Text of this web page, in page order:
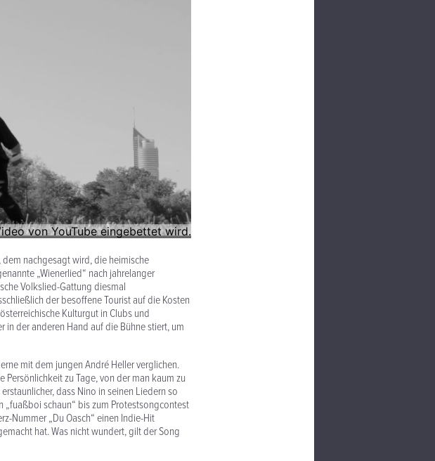
nachgesagt wird, die heimische
„Wienerlied“ nach jahrelanger
Volkslied-Gattung diesmal
der besoffene Tourist auf die Kosten
Kulturgut in Clubs und
in der anderen Hand auf die Bühne stiert, um
mit dem jungen André Heller verglichen.
zu Tage, von der man kaum zu
dass Nino in seinen Liedern so
schaun“ bis zum Protestsongcontest
Nummer „Du Oasch“ einen Indie-Hit
hat. Was nicht wundert, gilt der Song